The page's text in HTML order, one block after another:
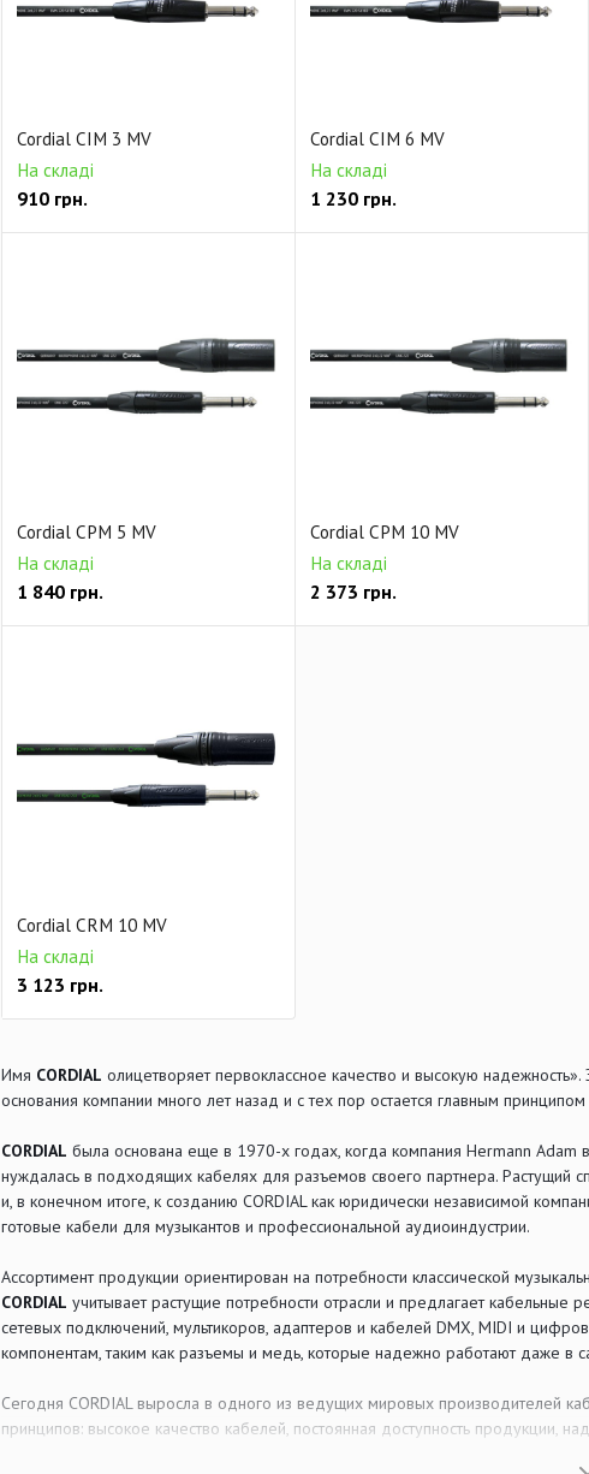
Cordial CIM 3 MV
На складі
910 грн.
Cordial CIM 6 MV
На складі
1 230грн.
Cordial CPM 5 MV
На складі
1 840 грн.
Cordial CPM 10 MV
На складі
2 373 грн.
Cordial CRM 10 MV
На складі
3 123 грн.
Имя CORDIAL олицетворяет первоклассное качество и высокую
основания компании много лет назад и с тех пор остается главным
CORDIAL была основана еще в 1970-х годах, когда компания Hermann
нуждалась в подходящих кабелях для разъемов своего партнера. Растущий
и, в конечном итоге, к созданию CORDIAL как юридически независимой
готовые кабели для музыкантов и профессиональной аудиоиндустрии.
Ассортимент продукции ориентирован на потребности классической
CORDIAL учитывает растущие потребности отрасли и предлагает кабельные
сетевых подключений, мультикоров, адаптеров и кабелей DMX, MIDI и
компонентам, таким как разъемы и медь, которые надежно работают даже в
Сегодня CORDIAL выросла в одного из ведущих мировых производителей
принципов: высокое качество кабелей, постоянная доступность продукции,